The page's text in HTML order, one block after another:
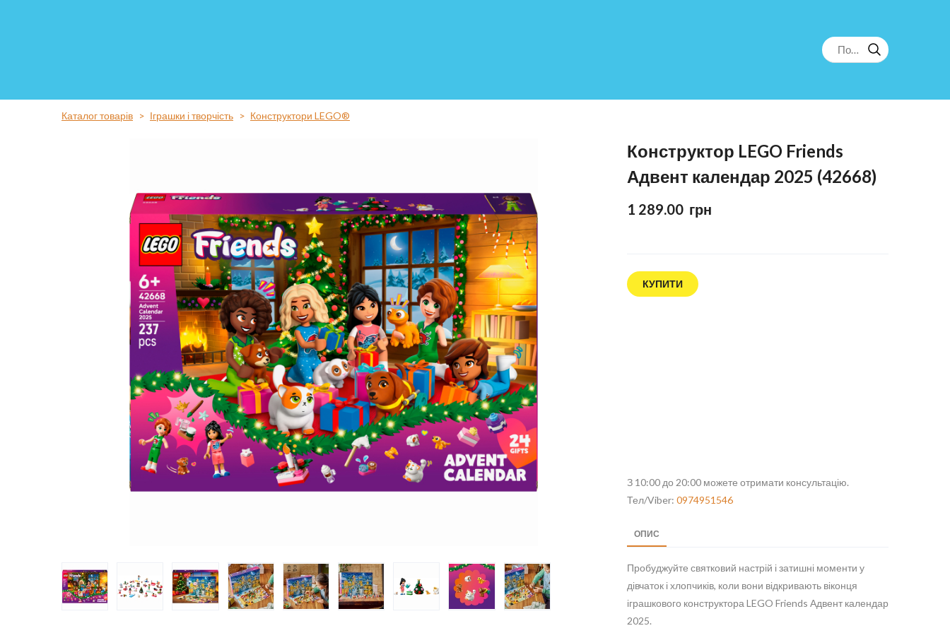
Каталог товарів Іграшки і творчість Конструктори LEGO®
Конструктор LEGO Friends
Адвент календар 2025 (42668)
1 289.00  грн
КУПИТИ
З 10:00 до 20:00 можете отримати консультацію.
Тел/Viber: 0974951546
ОПИС
Пробуджуйте святковий настрій і затишні моменти у
дівчаток і хлопчиків, коли вони відкривають віконця
іграшкового конструктора LEGO Friends Адвент календар
2025.